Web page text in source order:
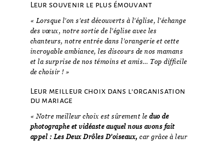
Leur souvenir le plus émouvant
« Lorsque l’on s’est découverts à l’église, l’échange
des vœux, notre sortie de l’église avec les
chanteurs, notre entrée dans l’orangerie et cette
incroyable ambiance, les discours de nos mamans
et la surprise de nos témoins et amis… Top difficile
de choisir ! »
Leur meilleur choix dans l’organisation
du mariage
« Notre meilleur choix est sûrement le duo de
photographe et vidéaste auquel nous avons fait
appel : Les Deux Drôles D’oiseaux, car grâce à leur